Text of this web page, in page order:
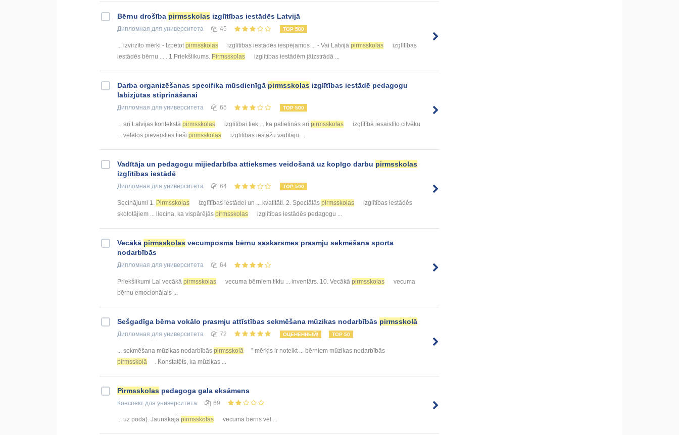
Bērnu drošība pirmsskolas izglītības iestādēs Latvijā
Дипломная для университета 45 TOP 500
... izvirzīto mērķi - Izpētot pirmsskolas izglītības iestādēs iespējamos ... - Vai Latvijā pirmsskolas
izglītības
iestādēs bērnu ... . 1.Priekšlikums. Pirmsskolas izglītības iestādēm jāizstrādā ...
Darba organizēšanas specifika mūsdienīgā pirmsskolas izglītības iestādē pedagogu
labizjūtas stiprināšanai
Дипломная для университета 65 TOP 500
... arī Latvijas kontekstā pirmsskolas izglītībai tiek ... ka palielinās arīpirmsskolas
izglītībā iesaistīto cilvēku
... vēlētos pievērsties tieši pirmsskolas izglītības iestāžu vadītāju ...
Vadītāja un pedagogu mijiedarbība attieksmes veidošanā uz kopīgo darbu pirmsskolas
izglītības iestādē
Дипломная для университета 64 TOP 500
Secinājumi 1. Pirmsskolas izglītības iestādei un ... kvalitāti. 2. Speciālās pirmsskolas
izglītības iestādēs
skolotājiem ... liecina, ka vispārējās pirmsskolas izglītības iestādēs pedagogu ...
Vecākā pirmsskolas vecumposma bērnu saskarsmes prasmju sekmēšana sporta
nodarbībās
Дипломная для университета 64
Priekšlikumi Lai vecākā pirmsskolas vecuma bērniem tiktu ... inventārs. 10. Vecākā pirmsskolas
vecuma
bērnu emocionālais ...
Sešgadīga bērna vokālo prasmju attīstības sekmēšana mūzikas nodarbībās pirmsskolā
Дипломная для университета 72 ОЦЕНЕННЫЙ! TOP 50
... sekmēšana mūzikas nodarbībās pirmsskolā
” mērķis ir noteikt ... bērniem mūzikas nodarbībās
pirmsskolā
. Konstatēts, ka mūzikas ...
Pirmsskolas pedagoga gala eksāmens
Конспект для университета 69
... uz poda). Jaunākajā pirmsskolas vecumā bērns vēl ...